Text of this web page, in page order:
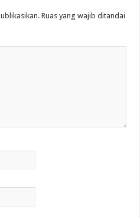
Ruas yang wajib ditandai